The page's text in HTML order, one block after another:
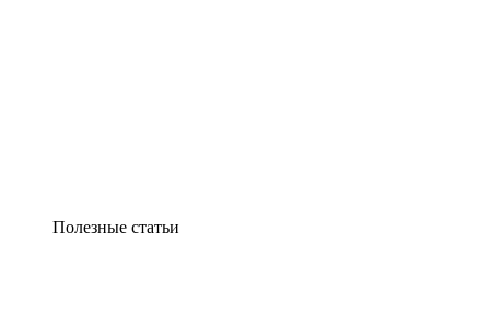
Полезные статьи